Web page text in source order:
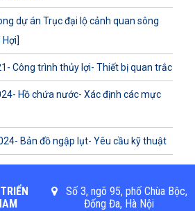
dự án Trục đại lộ cảnh quan sông
Công trình thủy lợi- Thiết bị quan trắc
Hồ chứa nước- Xác định các mực
Bản đồ ngập lụt- Yêu cầu kỹ thuật
Số 3, ngõ 95, phố Chùa Bộc,
Đống Đa, Hà Nội